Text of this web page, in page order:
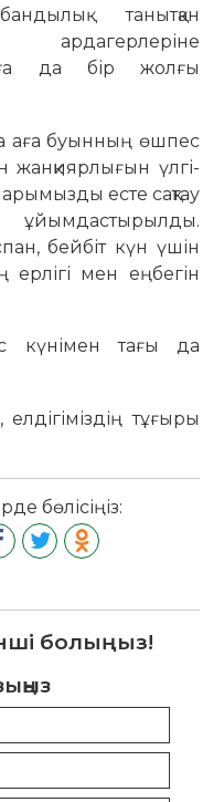
танытқан
да бір жолғы
аға буынның өшпес
жанқиярлығын үлгі-
есте сақтау
ұйымдастырылды.
бейбіт күн үшін
ерлігі мен еңбегін
күнімен тағы да
елдігіміздің тұғыры
бөлісіңіз:
болыңыз!